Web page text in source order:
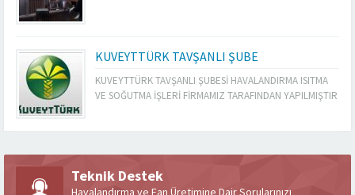
KUVEYTTÜRK TAVŞANLI ŞUBE
KUVEYTTÜRK TAVŞANLI ŞUBESİ HAVALANDIRMA ISITMA
VE SOĞUTMA İŞLERİ FİRMAMIZ TARAFINDAN YAPILMIŞTIR
Teknik Destek
Havalandırma ve Fan Üretimine Dair Sorularınızı